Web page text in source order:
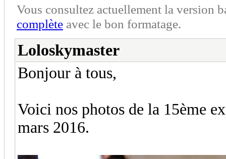
Vous consultez actuellement la version
complète avec le bon formatage.
Loloskymaster
Bonjour à tous,
Voici nos photos de la 15ème
mars 2016.